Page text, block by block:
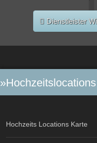
Dienstleister
Hochzeits Locations Karte